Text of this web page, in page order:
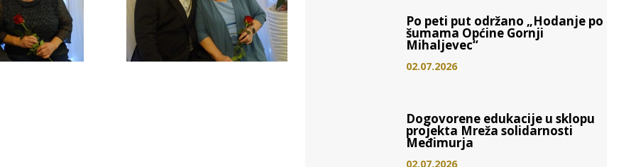
Po peti put održano „Hodanje po
šumama Općine Gornji
Mihaljevec“
02.07.2026
Dogovorene edukacije u sklopu
projekta Mreža solidarnosti
Međimurja
02.07.2026